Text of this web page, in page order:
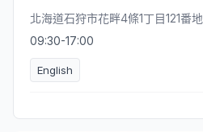
北海道石狩市花畔4條1丁目121番地
09:30-17:00
English